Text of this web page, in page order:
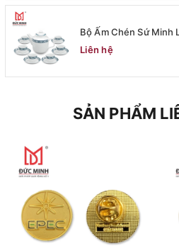
Bộ Ấm Chén Sứ Minh
Liên hệ
SẢN PHẨM